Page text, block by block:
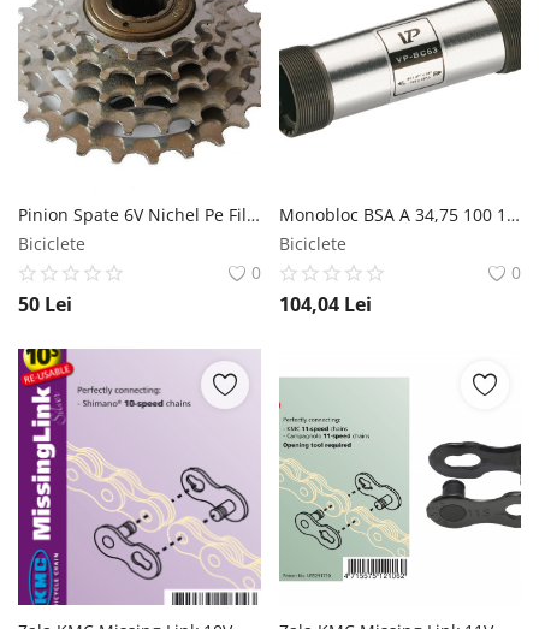
Pinion Spate 6V Nichel Pe Filet MX Biciclete
Biciclete
0
50 Lei
Monobloc BSA A 34,75 100 164 Otel Fat Bike Ax Patrat VP Components
Biciclete
0
104,04 Lei